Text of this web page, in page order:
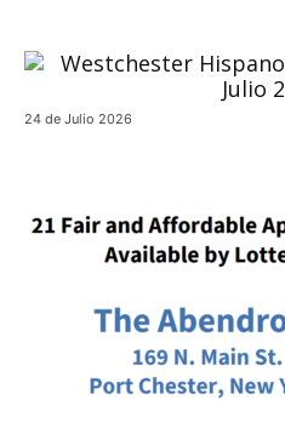
24 de Julio 2026